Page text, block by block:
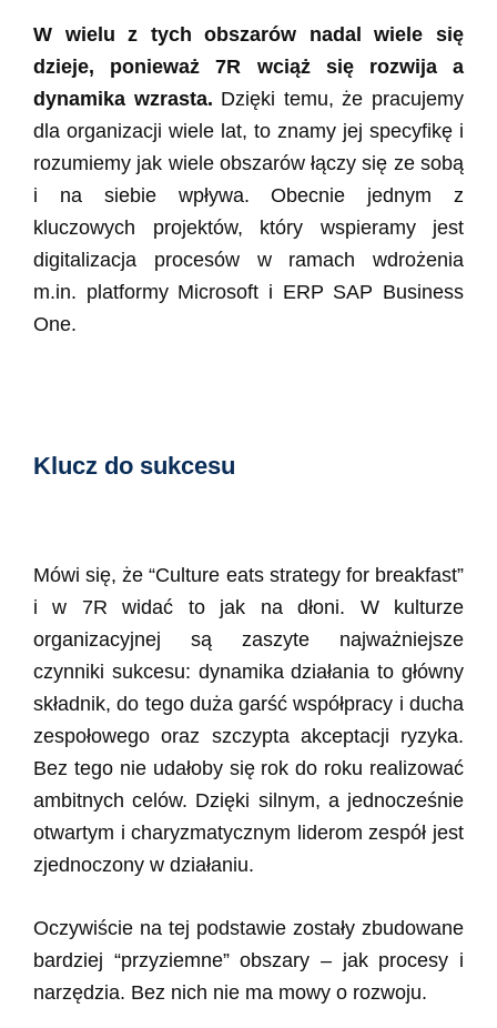
W wielu z tych obszarów nadal wiele się
dzieje, ponieważ 7R wciąż się rozwija a
dynamika wzrasta. Dzięki temu, że pracujemy
dla organizacji wiele lat, to znamy jej specyfikę i
rozumiemy jak wiele obszarów łączy się ze sobą
i na siebie wpływa. Obecnie jednym z
kluczowych projektów, który wspieramy jest
digitalizacja procesów w ramach wdrożenia
m.in. platformy Microsoft i ERP SAP Business
One.
Klucz do sukcesu
Mówi się, że “Culture eats strategy for breakfast”
i w 7R widać to jak na dłoni. W kulturze
organizacyjnej są zaszyte najważniejsze
czynniki sukcesu: dynamika działania to główny
składnik, do tego duża garść współpracy i ducha
zespołowego oraz szczypta akceptacji ryzyka.
Bez tego nie udałoby się rok do roku realizować
ambitnych celów. Dzięki silnym, a jednocześnie
otwartym i charyzmatycznym liderom zespół jest
zjednoczony w działaniu.
Oczywiście na tej podstawie zostały zbudowane
bardziej “przyziemne” obszary – jak procesy i
narzędzia. Bez nich nie ma mowy o rozwoju.